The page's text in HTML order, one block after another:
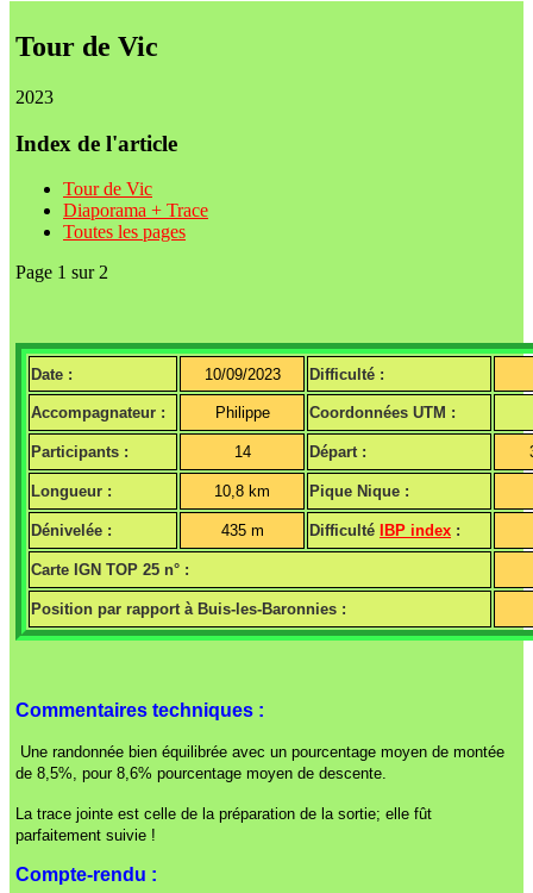
Tour de Vic
2023
Index de l'article
Tour de Vic
Diaporama + Trace
Toutes les pages
Page 1 sur 2
Date : 10/09/2023 Difficulté :
Accompagnateur : Philippe Coordonnées UTM :
Participants : 14 Départ :
Longueur : 10,8 km Pique Nique :
Dénivelée : 435 m Difficulté IBP index :
Carte IGN TOP 25 n° :
Position par rapport à Buis-les-Baronnies :
Commentaires techniques :
Une randonnée bien équilibrée avec un pourcentage moyen de montée
de 8,5%, pour 8,6% pourcentage moyen de descente.
La trace jointe est celle de la préparation de la sortie; elle fût
parfaitement suivie !
Compte-rendu :